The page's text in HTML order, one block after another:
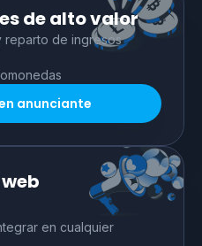
de alto valor
reparto de ingresos
anunciante
en cualquier